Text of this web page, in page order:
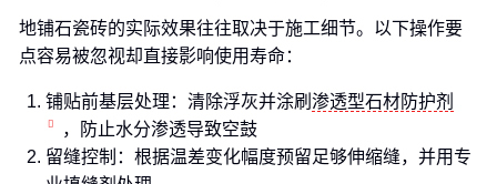
地铺石瓷砖的实际效果往往取决于施工细节。以下操作要
点容易被忽视却直接影响使用寿命：
铺贴前基层处理：清除浮灰并涂刷 渗透型石材防护剂
，防止水分渗透导致空鼓
留缝控制：根据温差变化幅度预留足够伸缩缝，并用专